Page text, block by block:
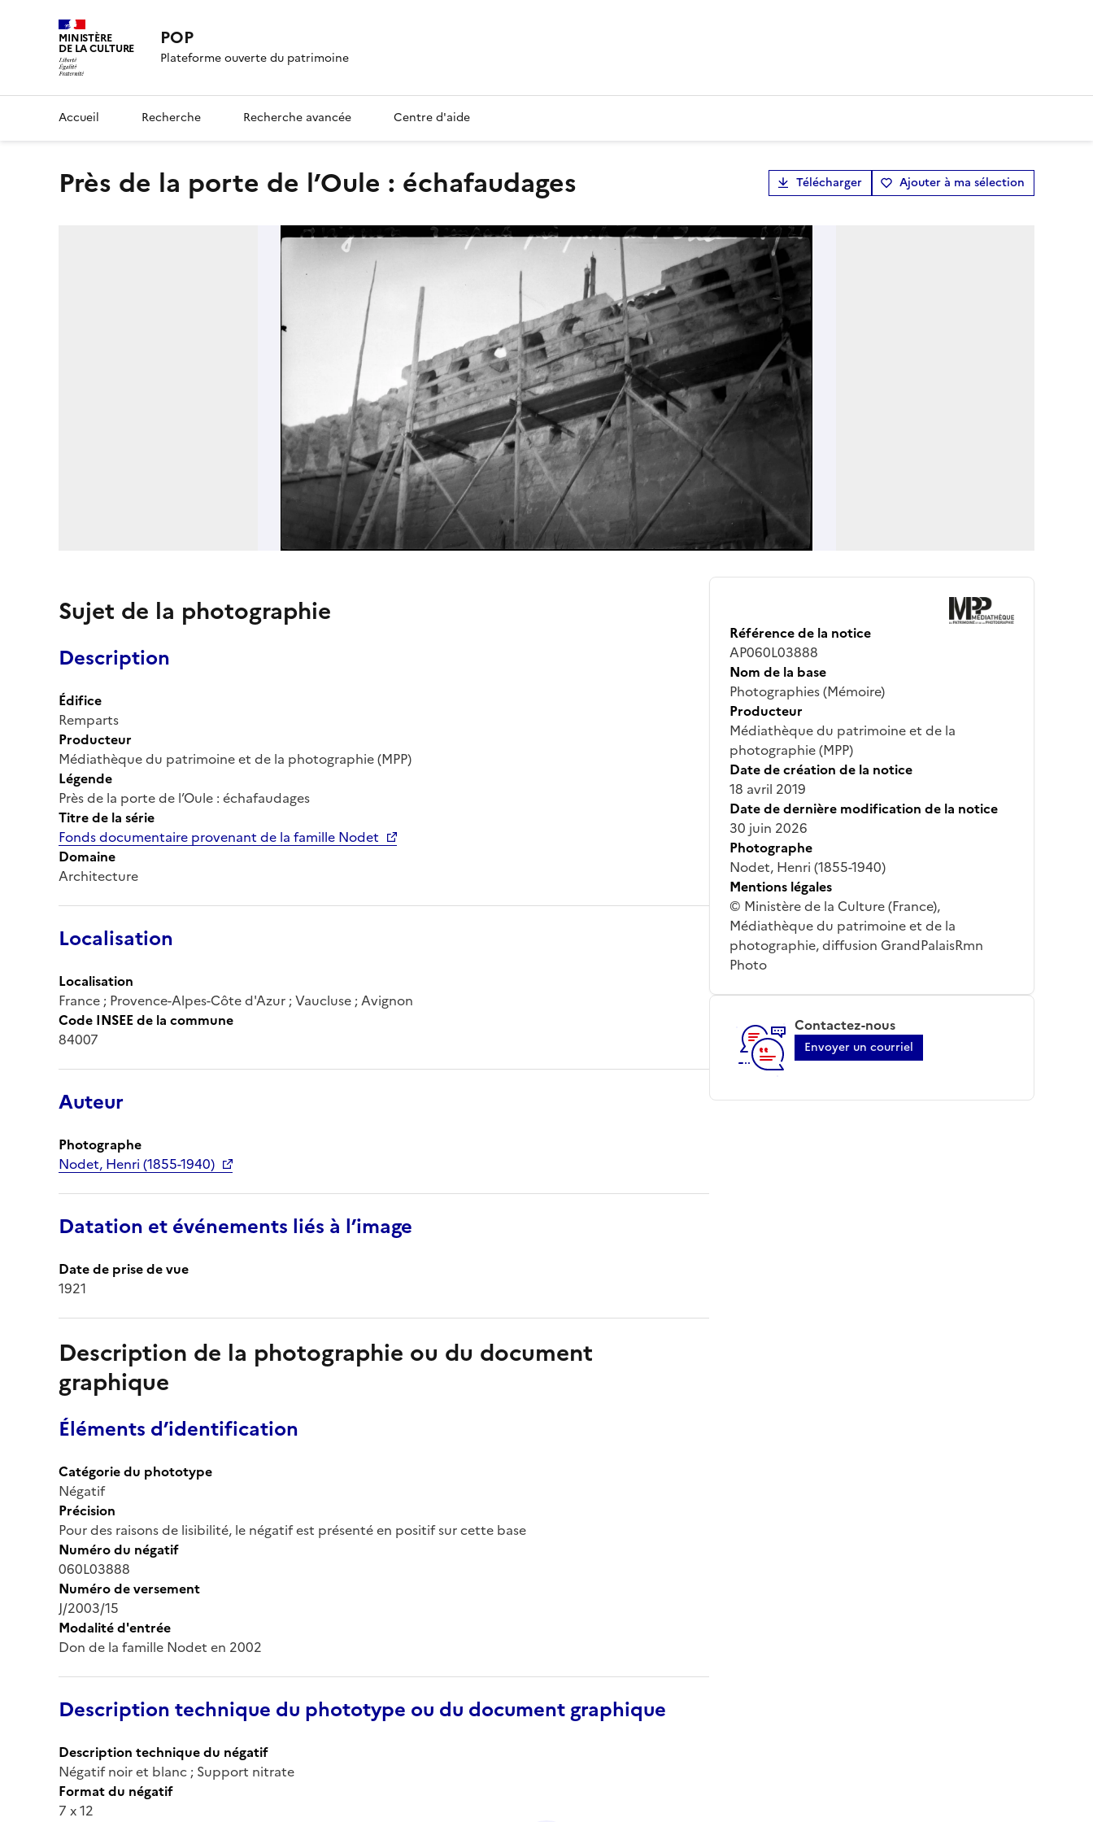
MINISTÈRE
DE LA CULTURE POP
Plateforme ouverte du patrimoine
Accueil Recherche Recherche avancée Centre d'aide
Près de la porte de l’Oule : échafaudages Télécharger Ajouter à ma sélection
Sujet de la photographie
Description
Édifice
Remparts
Producteur
Médiathèque du patrimoine et de la photographie (MPP)
Légende
Près de la porte de l’Oule : échafaudages
Titre de la série
Fonds documentaire provenant de la famille Nodet
Domaine
Architecture
Localisation
Localisation
France ; Provence-Alpes-Côte d'Azur ; Vaucluse ; Avignon
Code INSEE de la commune
84007
Auteur
Photographe
Nodet, Henri (1855-1940)
Datation et événements liés à l’image
Date de prise de vue
1921
Description de la photographie ou du document
graphique
Éléments d’identification
Catégorie du phototype
Négatif
Précision
Pour des raisons de lisibilité, le négatif est présenté en positif sur cette base
Numéro du négatif
060L03888
Numéro de versement
J/2003/15
Modalité d'entrée
Don de la famille Nodet en 2002
Description technique du phototype ou du document graphique
Description technique du négatif
Négatif noir et blanc ; Support nitrate
Format du négatif
7 x 12
Référence de la notice
AP060L03888
Nom de la base
Photographies (Mémoire)
Producteur
Médiathèque du patrimoine et de la
photographie (MPP)
Date de création de la notice
18 avril 2019
Date de dernière modification de la notice
30 juin 2026
Photographe
Nodet, Henri (1855-1940)
Mentions légales
© Ministère de la Culture (France),
Médiathèque du patrimoine et de la
photographie, diffusion GrandPalaisRmn
Photo
Contactez-nous
Envoyer un courriel